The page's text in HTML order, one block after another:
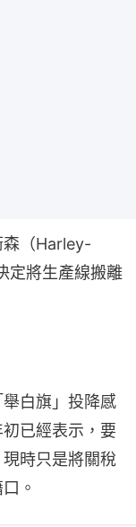
森（Harley-
定將生產線搬離
白旗」投降感
已經表示，要
時只是將關稅
。